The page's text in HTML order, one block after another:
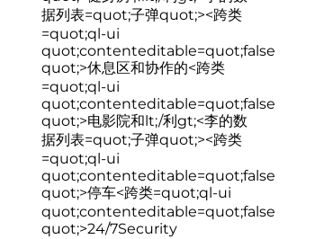
据列表=quot;子弹quot;><跨类
=quot;ql-ui
quot;contenteditable=quot;false
quot;>休息区和协作的<跨类
=quot;ql-ui
quot;contenteditable=quot;false
quot;>电影院和lt;/利gt;<李的数
据列表=quot;子弹quot;><跨类
=quot;ql-ui
quot;contenteditable=quot;false
quot;>停车<跨类=quot;ql-ui
quot;contenteditable=quot;false
quot;>24/7Security